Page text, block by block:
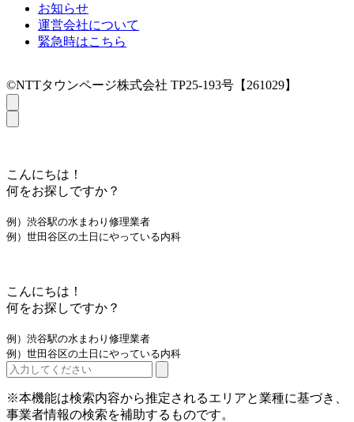
お知らせ
運営会社について
緊急時はこちら
©NTTタウンページ株式会社 TP25-193号【261029】
こんにちは！
何をお探しですか？
例）渋谷駅の水まわり修理業者
例）世田谷区の土日にやっている内科
こんにちは！
何をお探しですか？
例）渋谷駅の水まわり修理業者
例）世田谷区の土日にやっている内科
※本機能は検索内容から推定されるエリアと業種に基づき、
事業者情報の検索を補助するものです。